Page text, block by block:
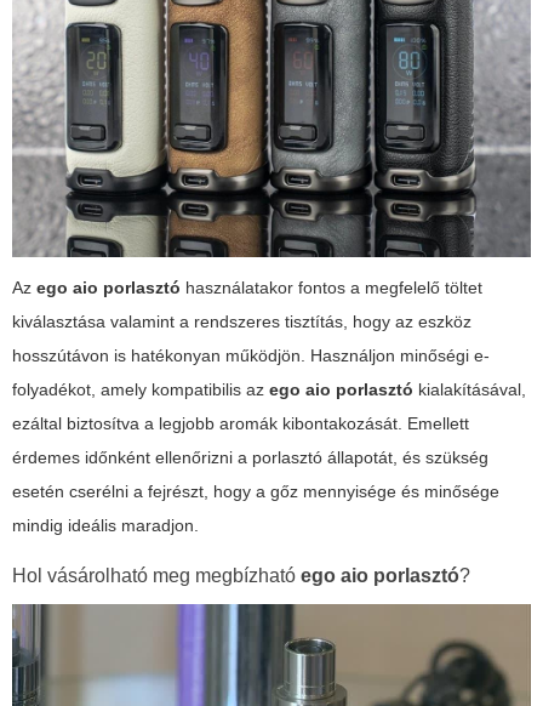
Az ego aio porlasztó használatakor fontos a megfelelő töltet
kiválasztása valamint a rendszeres tisztítás, hogy az eszköz
hosszútávon is hatékonyan működjön. Használjon minőségi e-
folyadékot, amely kompatibilis az ego aio porlasztó kialakításával,
ezáltal biztosítva a legjobb aromák kibontakozását. Emellett
érdemes időnként ellenőrizni a porlasztó állapotát, és szükség
esetén cserélni a fejrészt, hogy a gőz mennyisége és minősége
mindig ideális maradjon.
Hol vásárolható meg megbízható ego aio porlasztó?